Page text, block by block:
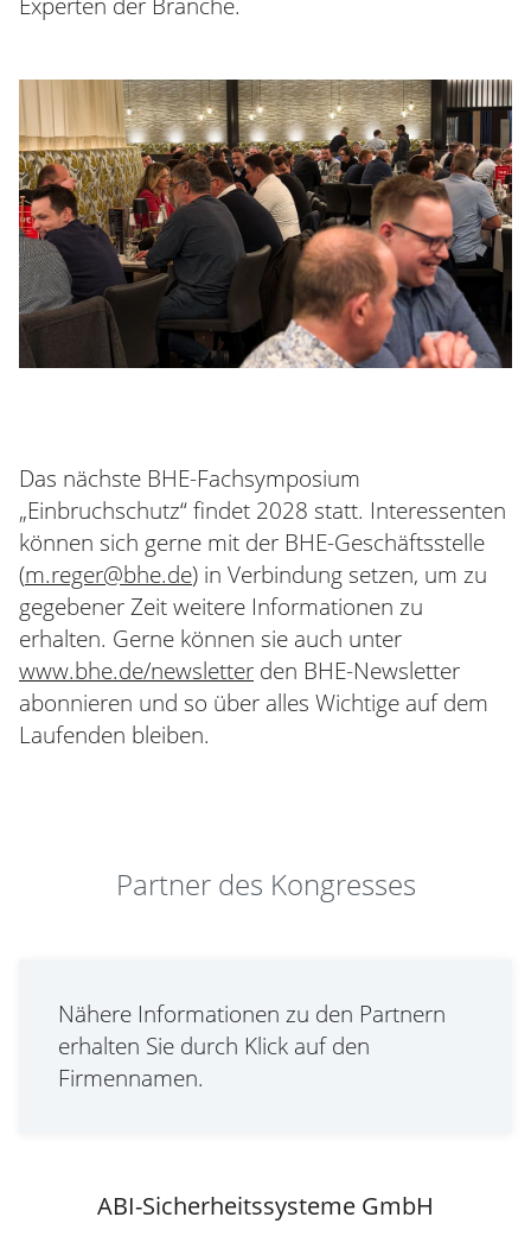
Das nächste BHE-Fachsymposium
„Einbruchschutz“ findet 2028 statt. Interessenten
können sich gerne mit der BHE-Geschäftsstelle
(m.reger@bhe.de) in Verbindung setzen, um zu
gegebener Zeit weitere Informationen zu
erhalten. Gerne können sie auch unter
www.bhe.de/newsletter den BHE-Newsletter
abonnieren und so über alles Wichtige auf dem
Laufenden bleiben.
Partner des Kongresses
Nähere Informationen zu den Partnern
erhalten Sie durch Klick auf den
Firmennamen.
ABI-Sicherheitssysteme GmbH